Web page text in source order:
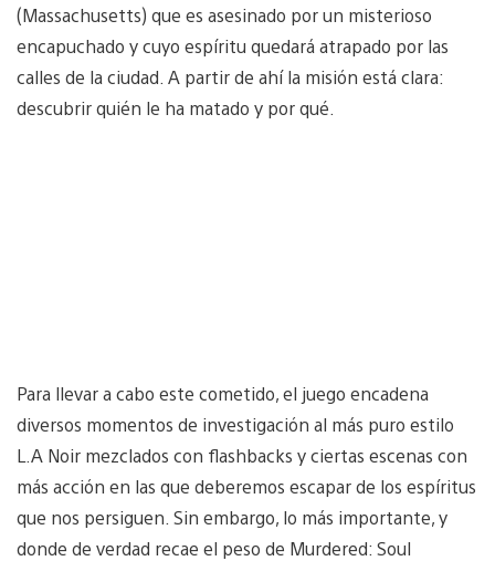
(Massachusetts) que es asesinado por un misterioso
encapuchado y cuyo espíritu quedará atrapado por las
calles de la ciudad. A partir de ahí la misión está clara:
descubrir quién le ha matado y por qué.
Para llevar a cabo este cometido, el juego encadena
diversos momentos de investigación al más puro estilo
L.A Noir mezclados con flashbacks y ciertas escenas con
más acción en las que deberemos escapar de los espíritus
que nos persiguen. Sin embargo, lo más importante, y
donde de verdad recae el peso de Murdered: Soul